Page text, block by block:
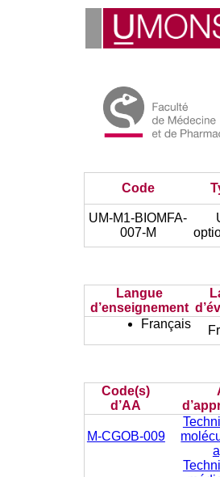
Code
UM-M1-BIOMFA-
007-M
Langue
d’enseignement
Français
Code(s)
d’AA
M-CGOB-009